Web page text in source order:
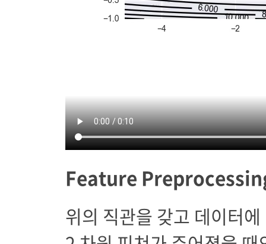
Feature
위의 직관을 갖고 데이터